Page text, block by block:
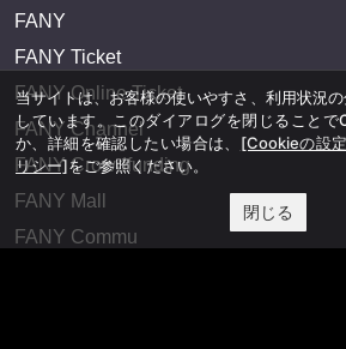
FANY
FANY Ticket
FANY Online Ticket
FANY Channel
FANY Crowdfunding
FANY Mall
FANY Commu
当サイトは、お客様の使いやすさ、利用状況
しています。このダイアログを閉じること
か、詳細を確認したい場合は、 [Cookieの設
リシー]をご参照ください。
閉じる